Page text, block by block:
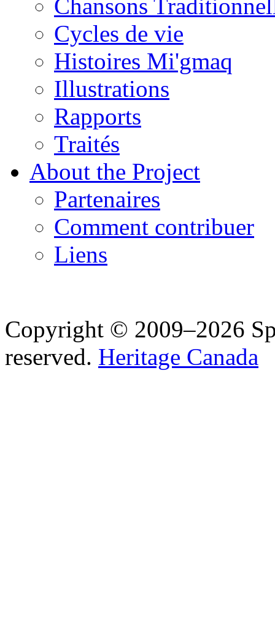
Chansons
Cycles de vie
Histoires Mi'gmaq
Illustrations
Rapports
Traités
About the Project
Partenaires
Comment contribuer
Liens
Copyright © 2009–2026
reserved. Heritage Canada